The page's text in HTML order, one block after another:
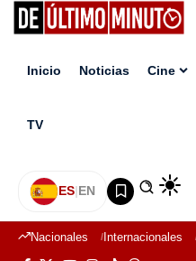
Inicio Noticias Cine
TV
ES|EN
Nacionales Internacionales